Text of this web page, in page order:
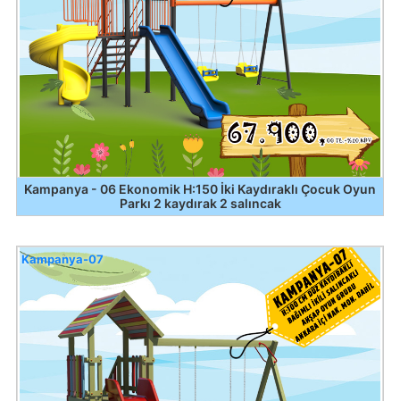
Kampanya - 06 Ekonomik H:150 İki Kaydıraklı Çocuk Oyun
Parkı 2 kaydırak 2 salıncak
Kampanya-07